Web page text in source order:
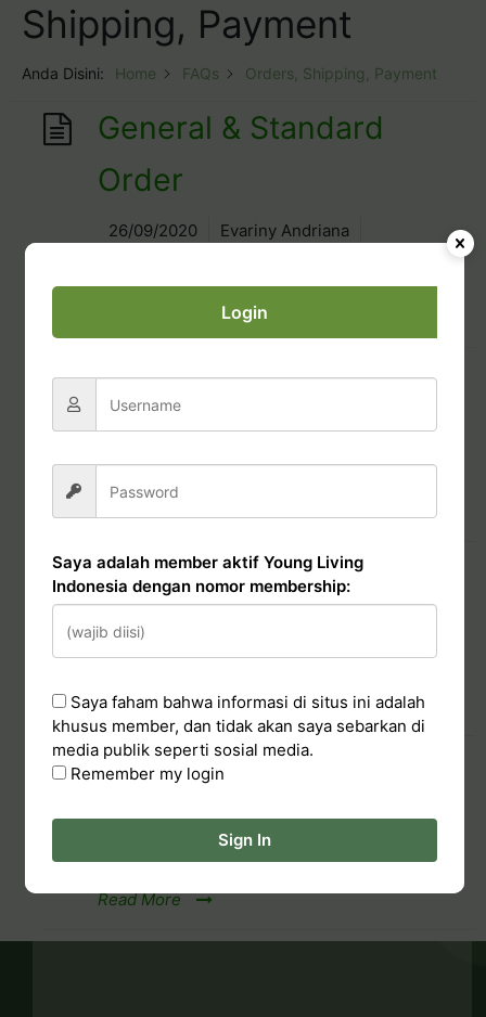
Shipping, Payment
Anda Disini: Home FAQs Orders, Shipping, Payment
General & Standard
Order
26/09/2020
Evariny Andriana
Essential Rewards
Pembayaran
Orders, Shipping, Payment
Read More
Pengiriman & Paket
Orders, Shipping, Payment
Read More
Login
Saya adalah member aktif Young Living
Indonesia dengan nomor membership:
Saya faham bahwa informasi di situs ini adalah
khusus member, dan tidak akan saya sebarkan di
media publik seperti sosial media.
Remember my login
Sign In